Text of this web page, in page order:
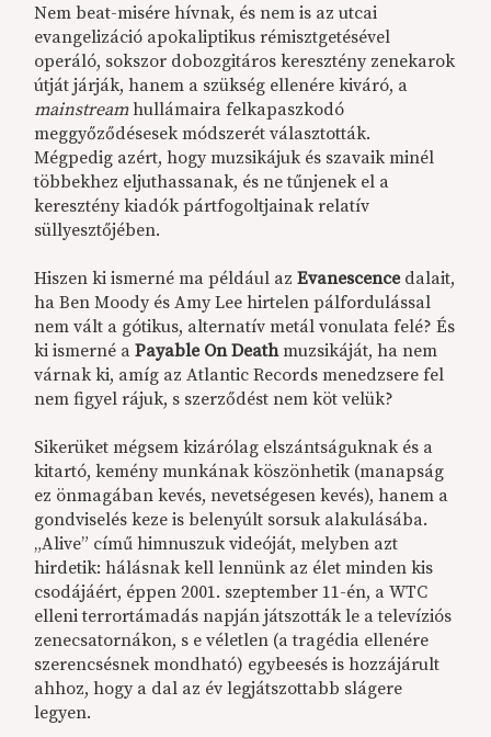
Nem beat-misére hívnak, és nem is az utcai
evangelizáció apokaliptikus rémisztgetésével
operáló, sokszor dobozgitáros keresztény zenekarok
útját járják, hanem a szükség ellenére kiváró, a
mainstreamhullámaira felkapaszkodó
meggyőződésesek módszerét választották.
Mégpedig azért, hogy muzsikájuk és szavaik minél
többekhez eljuthassanak, és ne tűnjenek el a
keresztény kiadók pártfogoltjainak relatív
süllyesztőjében.
Hiszen ki ismerné ma például azEvanescencedalait,
ha Ben Moody és Amy Lee hirtelen pálfordulással
nem vált a gótikus, alternatív metál vonulata felé? És
ki ismerné aPayable On Deathmuzsikáját, ha nem
várnak ki, amíg az Atlantic Records menedzsere fel
nem figyel rájuk, s szerződést nem köt velük?
Sikerüket mégsem kizárólag elszántságuknak és a
kitartó, kemény munkának köszönhetik (manapság
ez önmagában kevés, nevetségesen kevés), hanem a
gondviselés keze is belenyúlt sorsuk alakulásába.
„Alive” című himnuszuk videóját, melyben azt
hirdetik: hálásnak kell lennünk az élet minden kis
csodájáért, éppen 2001. szeptember 11-én, a WTC
elleni terrortámadás napján játszották le a televíziós
zenecsatornákon, s e véletlen (a tragédia ellenére
szerencsésnek mondható) egybeesés is hozzájárult
ahhoz, hogy a dal az év legjátszottabb slágere
legyen.